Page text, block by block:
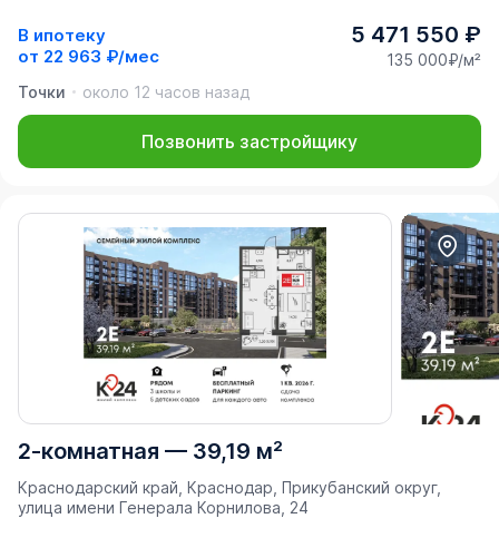
В ипотеку
от 22 963 ₽/мес
5 471 550 ₽
135 000₽/м²
Точки
около 12 часов назад
Позвонить застройщику
2-комнатная — 39,19 м²
Краснодарский край, Краснодар, Прикубанский округ,
улица имени Генерала Корнилова, 24